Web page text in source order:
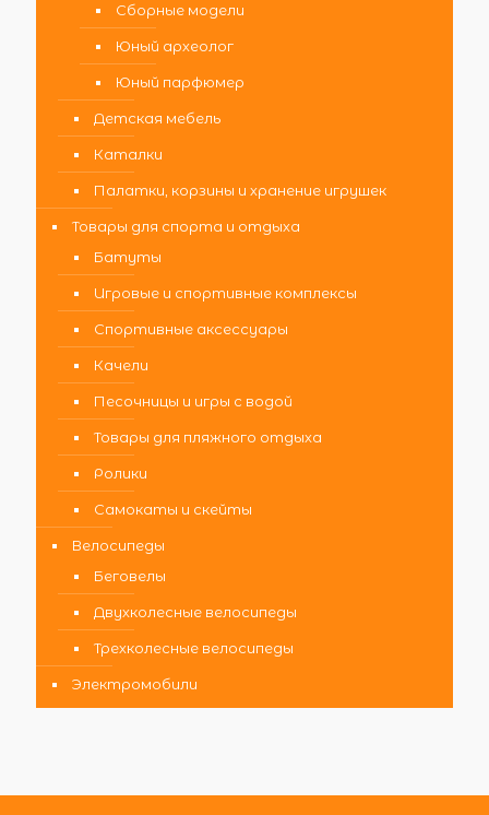
Сборные модели
Юный археолог
Юный парфюмер
Детская мебель
Каталки
Палатки, корзины и хранение игрушек
Товары для спорта и отдыха
Батуты
Игровые и спортивные комплексы
Спортивные аксессуары
Качели
Песочницы и игры с водой
Товары для пляжного отдыха
Ролики
Самокаты и скейты
Велосипеды
Беговелы
Двухколесные велосипеды
Трехколесные велосипеды
Электромобили